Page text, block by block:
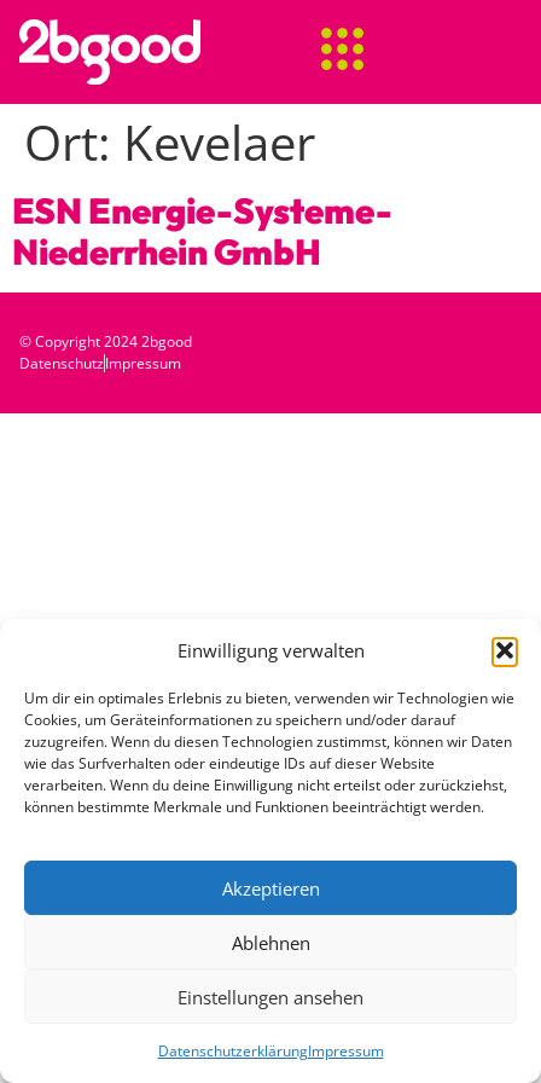
Einwilligung verwalten
Um dir ein optimales Erlebnis zu bieten, verwenden wir Technologien wie
Cookies, um Geräteinformationen zu speichern und/oder darauf
zuzugreifen. Wenn du diesen Technologien zustimmst, können wir Daten
wie das Surfverhalten oder eindeutige IDs auf dieser Website
verarbeiten. Wenn du deine Einwilligung nicht erteilst oder zurückziehst,
können bestimmte Merkmale und Funktionen beeinträchtigt werden.
Akzeptieren
Ablehnen
Einstellungen ansehen
DatenschutzerklärungImpressum
Ort: Kevelaer
ESN Energie-Systeme-
Niederrhein GmbH
© Copyright 2024 2bgood
DatenschutzImpressum